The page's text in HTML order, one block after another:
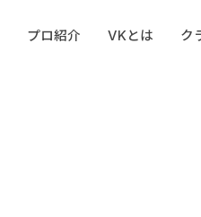
プロ紹介 VKとは ク